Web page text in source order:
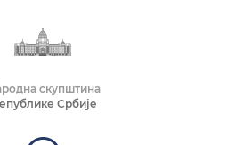
скупштина
Србије